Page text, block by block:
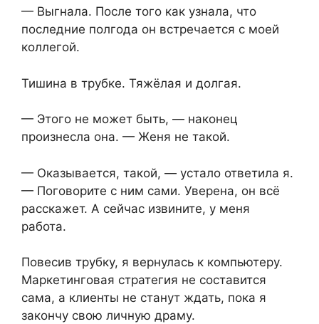
— Выгнала. После того как узнала, что
последние полгода он встречается с моей
коллегой.
Тишина в трубке. Тяжёлая и долгая.
— Этого не может быть, — наконец
произнесла она. — Женя не такой.
— Оказывается, такой, — устало ответила я.
— Поговорите с ним сами. Уверена, он всё
расскажет. А сейчас извините, у меня
работа.
Повесив трубку, я вернулась к компьютеру.
Маркетинговая стратегия не составится
сама, а клиенты не станут ждать, пока я
закончу свою личную драму.